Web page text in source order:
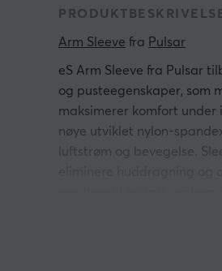
Arm Sleeve fra Pulsar
eS Arm Sleeve fra Pulsar
og pusteegenskaper, som
maksimerer komfort under
nøye utviklet nylon-
luftstrøm og bevegelse.